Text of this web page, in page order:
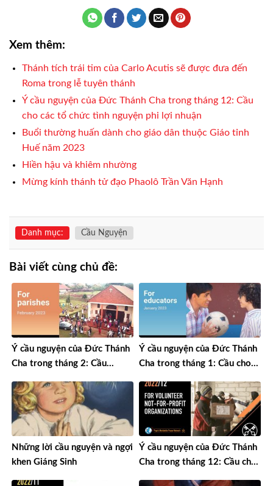
Xem thêm:
Thánh tích trái tim của Carlo Acutis sẽ được đưa đến
Roma trong lễ tuyên thánh
Ý cầu nguyện của Đức Thánh Cha trong tháng 12: Cầu
cho các tổ chức tình nguyện phi lợi nhuận
Buổi thường huấn dành cho giáo dân thuộc Giáo tỉnh
Huế năm 2023
Hiền hậu và khiêm nhường
Mừng kính thánh tử đạo Phaolô Trần Văn Hạnh
Danh mục: Cầu Nguyện
Bài viết cùng chủ đề:
Ý cầu nguyện của Đức Thánh
Cha trong tháng 2: Cầu
Ý cầu nguyện của Đức Thánh
Cha trong tháng 1: Cầu cho
Những lời cầu nguyện và ngợi
khen Giáng Sinh
Ý cầu nguyện của Đức Thánh
Cha trong tháng 12: Cầu cho